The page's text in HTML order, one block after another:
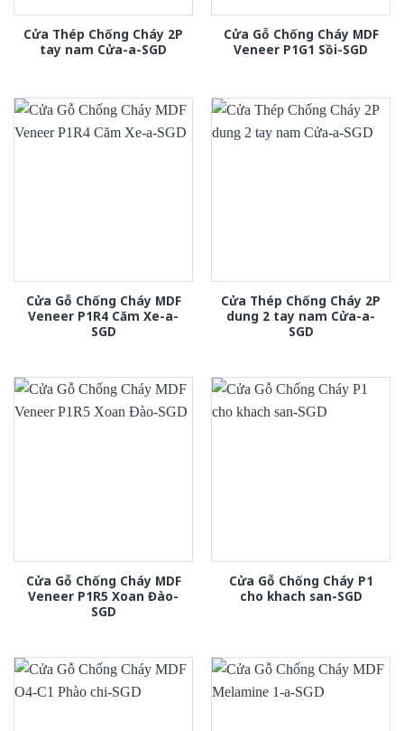
Cửa Thép Chống Cháy 2P
tay nam Cửa-a-SGD
Cửa Gỗ Chống Cháy MDF
Veneer P1G1 Sồi-SGD
Cửa Gỗ Chống Cháy MDF
Veneer P1R4 Căm Xe-a-
SGD
Cửa Thép Chống Cháy 2P
dung 2 tay nam Cửa-a-
SGD
Cửa Gỗ Chống Cháy MDF
Veneer P1R5 Xoan Đào-
SGD
Cửa Gỗ Chống Cháy P1
cho khach san-SGD